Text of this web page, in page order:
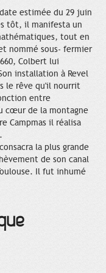
estimée du 29 juin
tôt, il manifesta un
tout en
nommé sous- fermier
Colbert lui
installation à Revel
le rêve qu'il nourrit
entre
cœur de la montagne
Campmas il réalisa
la plus grande
de son canal
Il fut inhumé